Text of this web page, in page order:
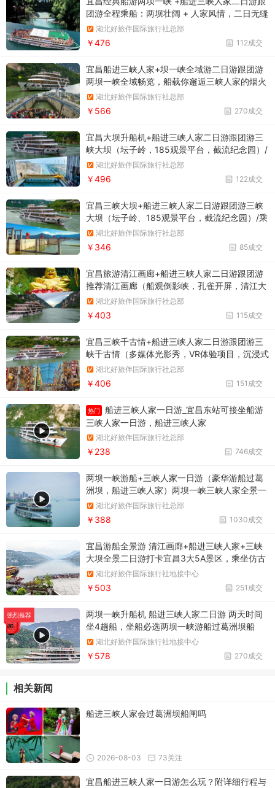
团游全程乘船：两坝壮阔 + 人家风情，二日无缝
漫游湖北好旅伴国际旅行社总部
112成交
￥476
宜昌船进三峡人家+坝一峡全域游二日游跟团游
两坝一峡全域畅览，船载你邂逅三峡人家的烟火
气 湖北好旅伴国际旅行社总部
270成交
￥566
宜昌大坝升船机+船进三峡人家二日游跟团游三
峡大坝（坛子岭，185观景平台，截流纪念园）/
三峡升船机/乘坐三峡人家1号、2号游船游西陵
百里画廊，远观葛洲坝/三峡人家
湖北好旅伴国际旅行社总部
122成交
￥496
宜昌三峡大坝+船进三峡人家二日游跟团游三峡
大坝（坛子岭、185观景平台，截流纪念园）/乘
坐三峡人家1号、2号游船游西陵百里画廊，远观
葛洲坝/三峡人家
湖北好旅伴国际旅行社总部
85成交
￥346
宜昌旅游清江画廊+船进三峡人家二日游跟团游
推荐清江画廊（船观倒影峡，孔雀开屏，清江大
佛，近距离船观隔河岩大坝，登武落钟离山）/
船进三峡人家 （三峡人家1号、2号游船，游西
陵百里画廊，远观葛洲坝，山上人家，龙津溪）
湖北好旅伴国际旅行社总部
115成交
￥403
宜昌三峡千古情+船进三峡人家二日游跟团游三
峡千古情（多媒体光影秀，VR体验项目，沉浸式
体验以及主秀三峡千古情）/船进三峡人家（石
令牌、巴王宫、茶盐古道非遗传承一条街、巴王
寨，龙溪桥、鹊桥、婚嫁楼表演、峡江号子等
等）
湖北好旅伴国际旅行社总部
151成交
￥406
热门
船进三峡人家一日游_宜昌东站可接坐船游
三峡人家一日游，船进三峡人家
湖北好旅伴国际旅行社总部
746成交
￥238
两坝一峡游船+三峡人家一日游（豪华游船过葛
洲坝，船进三峡人家）两坝一峡三峡人家全景一
日游湖北好旅伴国际旅行社总部
1030成交
￥388
宜昌游船全景游 清江画廊+船进三峡人家+三峡
大坝全景二日游打卡宜昌3大5A景区，乘坐仿古
游船打卡清江山水，三峡人家专线游船带你走进
三峡人家，看国之重器三峡大坝
湖北好旅伴国际旅行社地接中心
251成交
￥503
强烈推荐
两坝一峡升船机 船进三峡人家二日游 两天时间
坐4趟船，坐船必选两坝一峡游船过葛洲坝船
闸，体验三峡大坝垂直升降机，专线游船观西陵
峡谷风光，走进依山傍水魅力人家
湖北好旅伴国际旅行社地接中心
270成交
￥578
相关新闻
船进三峡人家会过葛洲坝船闸吗
73关注
2026-08-03
宜昌船进三峡人家一日游怎么玩？附详细行程与